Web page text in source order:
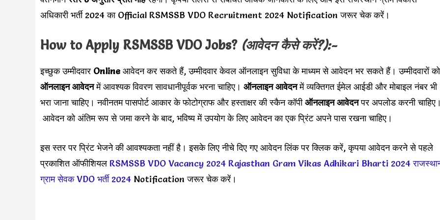
अधिकारी भर्ती 2024 का Official RSMSSB VDO Recruitment 2024 Notification जरूर चेक करें।
How to Apply RSMSSB VDOJobs? (आवेदन कैसे करें?):-
इच्छुक उम्मीदवार Online आवेदन कर सकते हैं, उम्मीदवार केवल ऑनलाइन सुविधा के माध्यम से आवेदन भर सकते हैं। उम्मीदवारों को
ऑनलाइन आवेदनमें आवश्यक विवरण सावधानीपूर्वक भरना चाहिए। ऑनलाइन आवेदनमें व्यक्तिगत ईमेल आईडी और मोबाइल नंबर भी
भरा जाना चाहिए। नवीनतम पासपोर्ट आकार के फोटोग्राफ और हस्ताक्षर की स्कैन कॉपीऑनलाइन आवेदनपर अपलोड करनी
आवेदन को अंतिम रूप से जमा करने के बाद, भविष्य में उपयोग के लिए आवेदन का एक प्रिंट अपने पास रखना चाहिए।
इस स्तर पर प्रिंट भेजने की आवश्यकता नहीं है। इसके लिए नीचे दिए गए आवेदन लिंक पर क्लिक करें, कृपया आवेदन करने से पहले
प्रकाशित ऑफीशियल RSMSSB VDO Vacancy 2024 Rajasthan Gram Vikas Adhikari Bharti 2024
ग्राम सेवक VDO भर्ती 2024 Notification जरूर चेक करें।